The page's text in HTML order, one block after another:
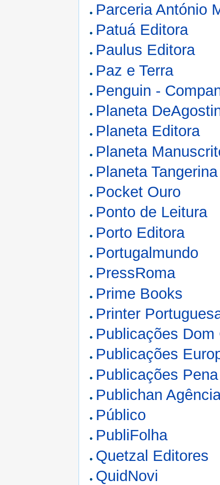
Parceria António
Patuá Editora
Paulus Editora
Paz e Terra
Penguin -
Planeta
Planeta Editora
Planeta
Planeta Tangerina
Pocket Ouro
Ponto de Leitura
Porto Editora
Portugalmundo
PressRoma
Prime Books
Printer
Publicações Dom
Publicações
Publicações
Publichan
Público
PubliFolha
Quetzal Editores
QuidNovi